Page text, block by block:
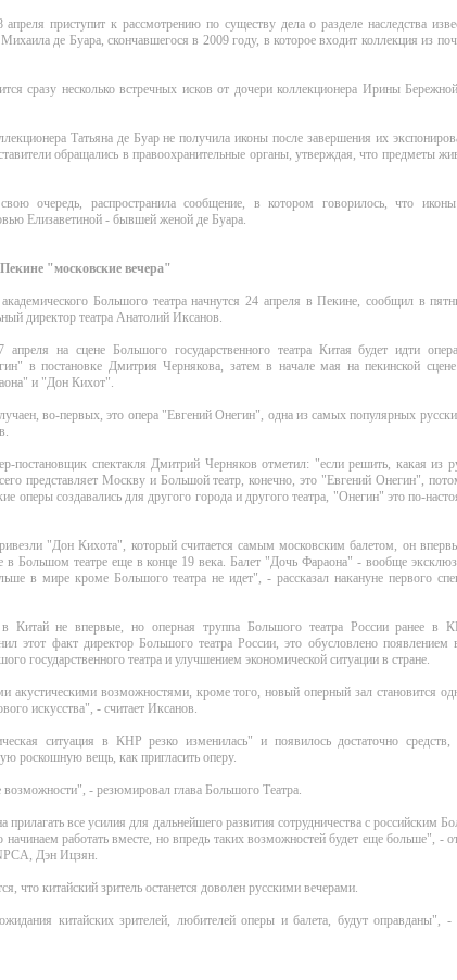
приступит к рассмотрению по существу дела о разделе наследства
де Буара, скончавшегося в 2009 году, в которое входит коллекция из
сразу несколько встречных исков от дочери коллекционера Ирины
Татьяна де Буар не получила иконы после завершения их
обращались в правоохранительные органы, утверждая, что предметы
очередь, распространила сообщение, в котором говорилось, что
Елизаветиной - бывшей женой де Буара.
"московские вечера"
академического Большого театра начнутся 24 апреля в Пекине, сообщил в
директор театра Анатолий Иксанов.
на сцене Большого государственного театра Китая будет идти
в постановке Дмитрия Чернякова, затем в начале мая на пекинской
и "Дон Кихот".
во-первых, это опера "Евгений Онегин", одна из самых популярных
постановщик спектакля Дмитрий Черняков отметил: "если решить, какая из
представляет Москву и Большой театр, конечно, это "Евгений Онегин",
оперы создавались для другого города и другого театра, "Онегин" это по-
"Дон Кихота", который считается самым московским балетом, он
в Большом театре еще в конце 19 века. Балет "Дочь Фараона" - вообще
в мире кроме Большого театра не идет", - рассказал накануне первого
в Китай не впервые, но оперная труппа Большого театра России ранее в
этот факт директор Большого театра России, это обусловлено
государственного театра и улучшением экономической ситуации в стране.
акустическими возможностями, кроме того, новый оперный зал становится
искусства", - считает Иксанов.
ситуация в КНР резко изменилась" и появилось достаточно средств,
роскошную вещь, как пригласить оперу.
возможности", - резюмировал глава Большого Театра.
прилагать все усилия для дальнейшего развития сотрудничества с российским
работать вместе, но впредь таких возможностей будет еще больше", -
Дэн Ицзян.
что китайский зритель останется доволен русскими вечерами.
китайских зрителей, любителей оперы и балета, будут оправданы", -